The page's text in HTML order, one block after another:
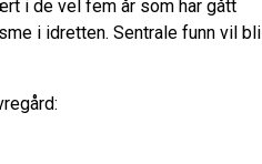
i de vel fem år som har gått
i idretten. Sentrale funn vil bli